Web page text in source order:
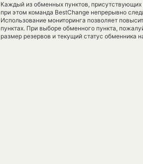
Каждый из обменных пунктов,
при этом команда BestChange непрерывно
Использование мониторинга позволяет
пунктах. При выборе обменного пункта,
размер резервов и текущий статус обменника